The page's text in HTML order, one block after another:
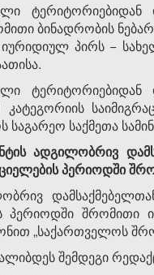
ბინადრობის
პირს −
საგარეო საქმეთა
ადგილობრივ
პერიოდში
პერიოდში
„საქართველოს
შემდეგი